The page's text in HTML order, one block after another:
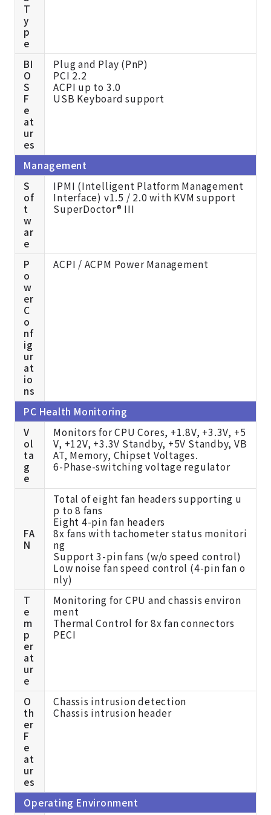
T
y
p
e
BI
O
S
F
e
at
ur
es
Plug and Play (PnP)
PCI 2.2
ACPI up to 3.0
USB Keyboard support
Management
S
of
t
w
ar
e
IPMI (Intelligent Platform Management
Interface) v1.5 / 2.0 with KVM support
SuperDoctor® III
P
o
w
er
C
o
nf
ig
ur
at
io
ns
ACPI / ACPM Power Management
PC Health Monitoring
V
ol
ta
g
e
Monitors for CPU Cores, +1.8V, +3.3V, +5
V, +12V, +3.3V Standby, +5V Standby, VB
AT, Memory, Chipset Voltages.
6-Phase-switching voltage regulator
FA
N
Total of eight fan headers supporting u
p to 8 fans
Eight 4-pin fan headers
8x fans with tachometer status monitori
ng
Support 3-pin fans (w/o speed control)
Low noise fan speed control (4-pin fan o
nly)
T
e
m
p
er
at
ur
e
Monitoring for CPU and chassis environ
ment
Thermal Control for 8x fan connectors
PECI
O
th
er
F
e
at
ur
es
Chassis intrusion detection
Chassis intrusion header
Operating Environment